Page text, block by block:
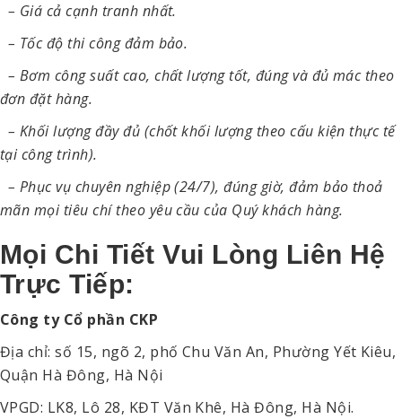
– Giá cả cạnh tranh nhất.
– Tốc độ thi công đảm bảo.
– Bơm công suất cao, chất lượng tốt, đúng và đủ mác theo
đơn đặt hàng.
– Khối lượng đầy đủ (chốt khối lượng theo cấu kiện thực tế
tại công trình).
– Phục vụ chuyên nghiệp (24/7), đúng giờ, đảm bảo thoả
mãn mọi tiêu chí theo yêu cầu của Quý khách hàng.
Mọi Chi Tiết Vui Lòng Liên Hệ
Trực Tiếp:
Công ty Cổ phần CKP
Địa chỉ: số 15, ngõ 2, phố Chu Văn An, Phường Yết Kiêu,
Quận Hà Đông, Hà Nội
VPGD: LK8, Lô 28, KĐT Văn Khê, Hà Đông, Hà Nội.